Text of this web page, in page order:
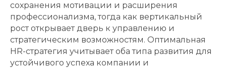
сохранения мотивации и расширения
профессионализма, тогда как вертикальный
рост открывает дверь к управлению и
стратегическим возможностям. Оптимальная
HR-стратегия учитывает оба типа развития для
устойчивого успеха компании и